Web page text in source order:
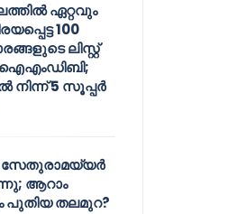
ഏറ്റവും
100
ലിസ്റ്റ്
ഐഎംഡിബി;
നിന്ന് 5 സൂപ്പർ
സേതുരാമയ്യർ
ആറാം
പുതിയ തലമുറ?